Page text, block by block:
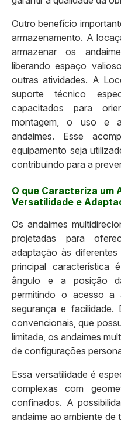
Outro benefício
armazenamento. A
armazenar os
liberando espaço
outras atividades. A
suporte técnico
capacitados para
montagem, o uso e
andaimes. Esse
equipamento seja
contribuindo para a
O que Caracteriza um
Versatilidade e
Os andaimes
projetadas para
adaptação às
principal característica
ângulo e a posição
permitindo o acesso a
segurança e facilidade.
convencionais, que
limitada, os andaimes
de configurações
Essa versatilidade é
complexas com
confinados. A
andaime ao ambiente de